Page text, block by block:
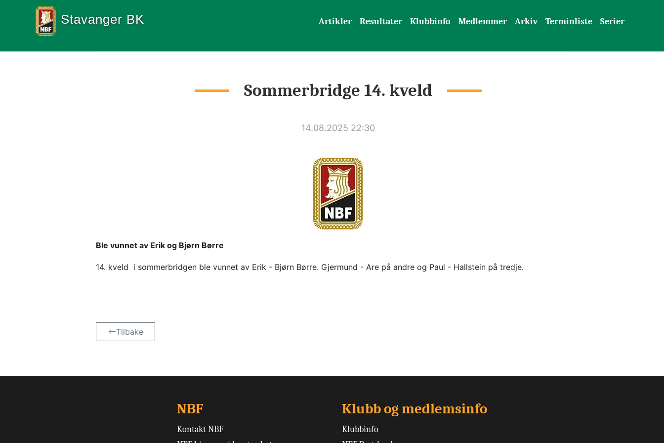
Stavanger BK Artikler Resultater Klubbinfo Medlemmer Arkiv Terminliste Serier
Sommerbridge 14. kveld
14.08.2025 22:30
Ble vunnet av Erik og Bjørn Børre
14. kveld  i sommerbridgen ble vunnet av Erik - Bjørn Børre. Gjermund - Are på andre og Paul - Hallstein på tredje.
Tilbake
NBF
Kontakt NBF
Klubb og medlemsinfo
Klubbinfo